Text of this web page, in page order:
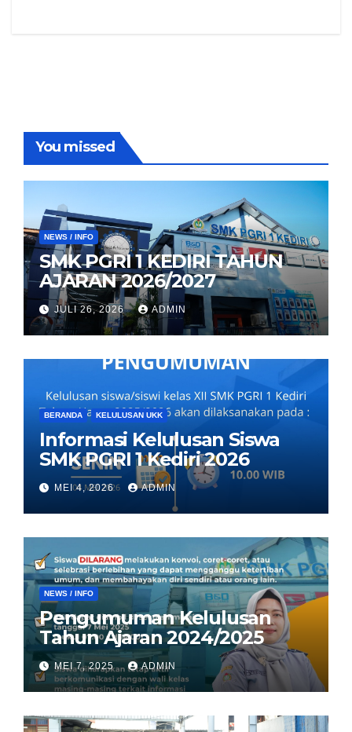
You missed
NEWS / INFO
SMK PGRI 1 KEDIRI TAHUN
AJARAN 2026/2027
JULI 26, 2026 ADMIN
BERANDA KELULUSAN UKK
Informasi Kelulusan Siswa
SMK PGRI 1 Kediri 2026
MEI 4, 2026 ADMIN
NEWS / INFO
Pengumuman Kelulusan
Tahun Ajaran 2024/2025
MEI 7, 2025 ADMIN